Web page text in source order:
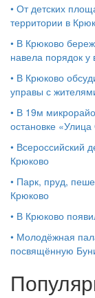
• От детских
территории в
• В Крюково
навела порядок у
• В Крюково
управы с
• В 19м
остановке
• Всероссийский
Крюково
• Парк, пруд,
Крюково
• В Крюково
• Молодёжная
посвящённую